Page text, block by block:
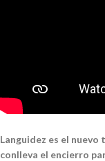
Languidez es el nuevo
conlleva el encierro